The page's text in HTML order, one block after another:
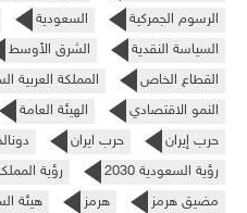
الرسوم الجمركية
السعودية
السياسة النقدية
الشرق الأوسط
القطاع الخاص
المملكة العربية
النمو الاقتصادي
الهيئة العامة
حرب إيران
حرب ايران
رؤية السعودية 2030
رؤية المملكة
مضيق هرمز
هرمز هيئة